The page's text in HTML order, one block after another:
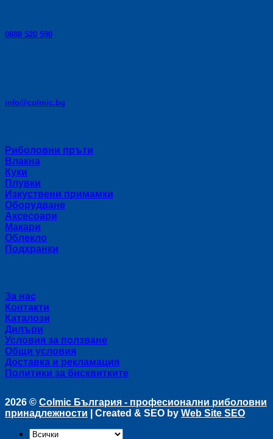
0888 520 590
info@colmic.bg
Риболовни пръти
Влакна
Куки
Плувки
Изкуствени примамки
Оборудване
Аксесоари
Макари
Облекло
Подхранки
За нас
Контакти
Каталози
Дилъри
Условия за ползване
Общи условия
Доставка и рекламация
Политики за бисквитките
2026 © Colmic България - професионални риболовни
принадлежности | Created & SEO by Web Site SEO